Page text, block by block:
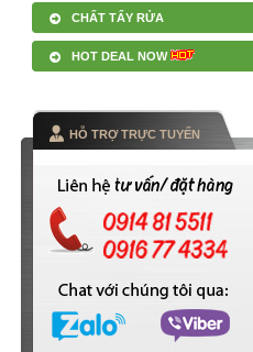
CHẤT TẨY RỬA
HOT DEAL NOW
HỖ TRỢ TRỰC TUYẾN